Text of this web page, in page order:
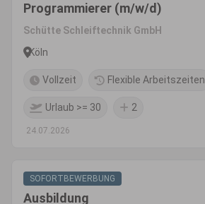
Programmierer (m/w/d)
Schütte Schleiftechnik GmbH
Köln
Vollzeit Flexible Arbeitszeiten
Urlaub >= 30 2
24.07.2026
SOFORTBEWERBUNG
Ausbildung